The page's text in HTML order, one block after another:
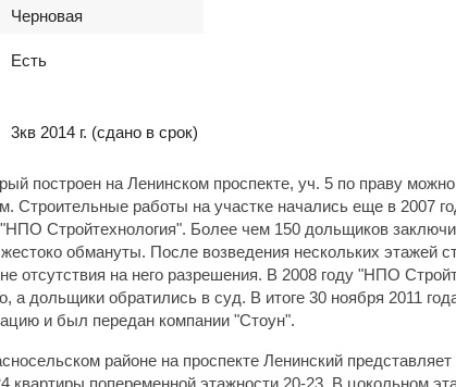
Черновая
Есть
3кв 2014 г. (сдано в срок)
построен на Ленинском проспекте, уч. 5 по праву можно
Строительные работы на участке начались еще в 2007
Стройтехнология". Более чем 150 дольщиков
обмануты. После возведения нескольких этажей
отсутствия на него разрешения. В 2008 году "НПО
а дольщики обратились в суд. В итоге 30 ноября 2011
и был передан компании "Стоун".
районе на проспекте Ленинский представляет
квартиры попеременной этажности 20-23. В цокольном